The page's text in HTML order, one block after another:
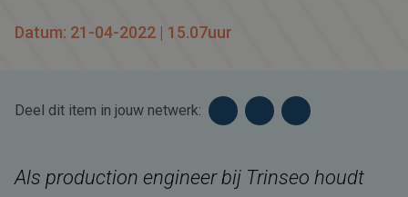
Datum: 21-04-2022 | 15.07uur
Deel dit item in jouw netwerk:
Als production engineer bij Trinseo houdt